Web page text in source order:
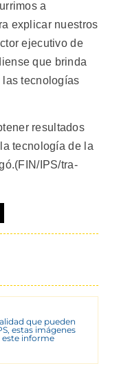
a
explicar nuestros
ejecutivo de
que brinda
tecnologías
resultados
tecnología de la
IPS/tra-
que pueden
estas imágenes
este informe